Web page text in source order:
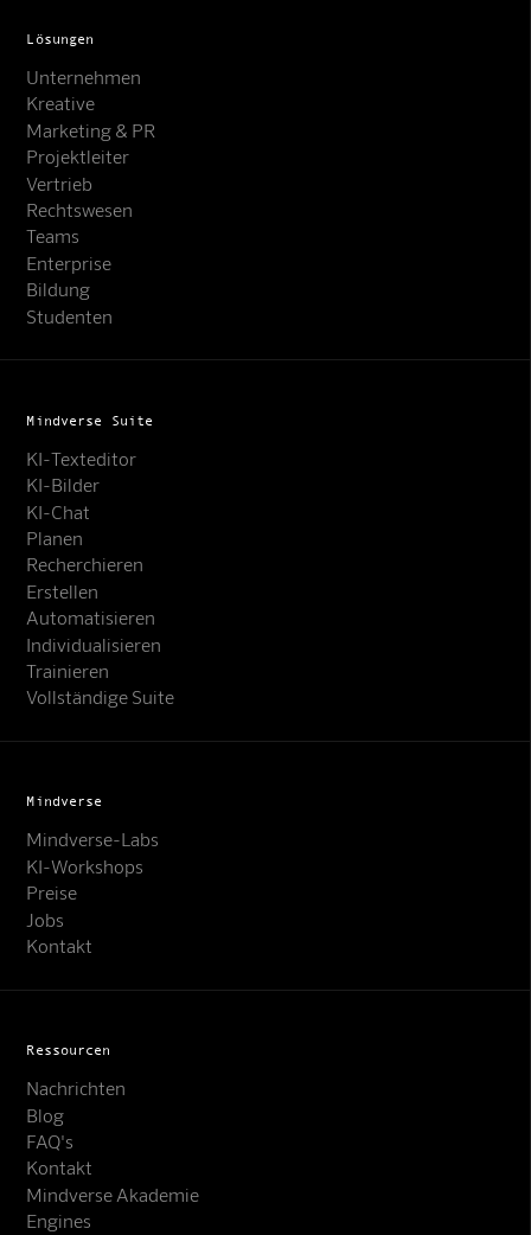
Online · KI-Assistent
Lösungen
Unternehmen
Kreative
Marketing & PR
Projektleiter
Vertrieb
Rechtswesen
Teams
Enterprise
Bildung
Studenten
Mindverse Suite
KI-Texteditor
KI-Bilder
KI-Chat
Planen
Recherchieren
Erstellen
Automatisieren
Individualisieren
Trainieren
Vollständige Suite
Mindverse
Mindverse-Labs
KI-Workshops
Preise
Jobs
Kontakt
Ressourcen
Nachrichten
Blog
FAQ's
Kontakt
Mindverse Akademie
Engines